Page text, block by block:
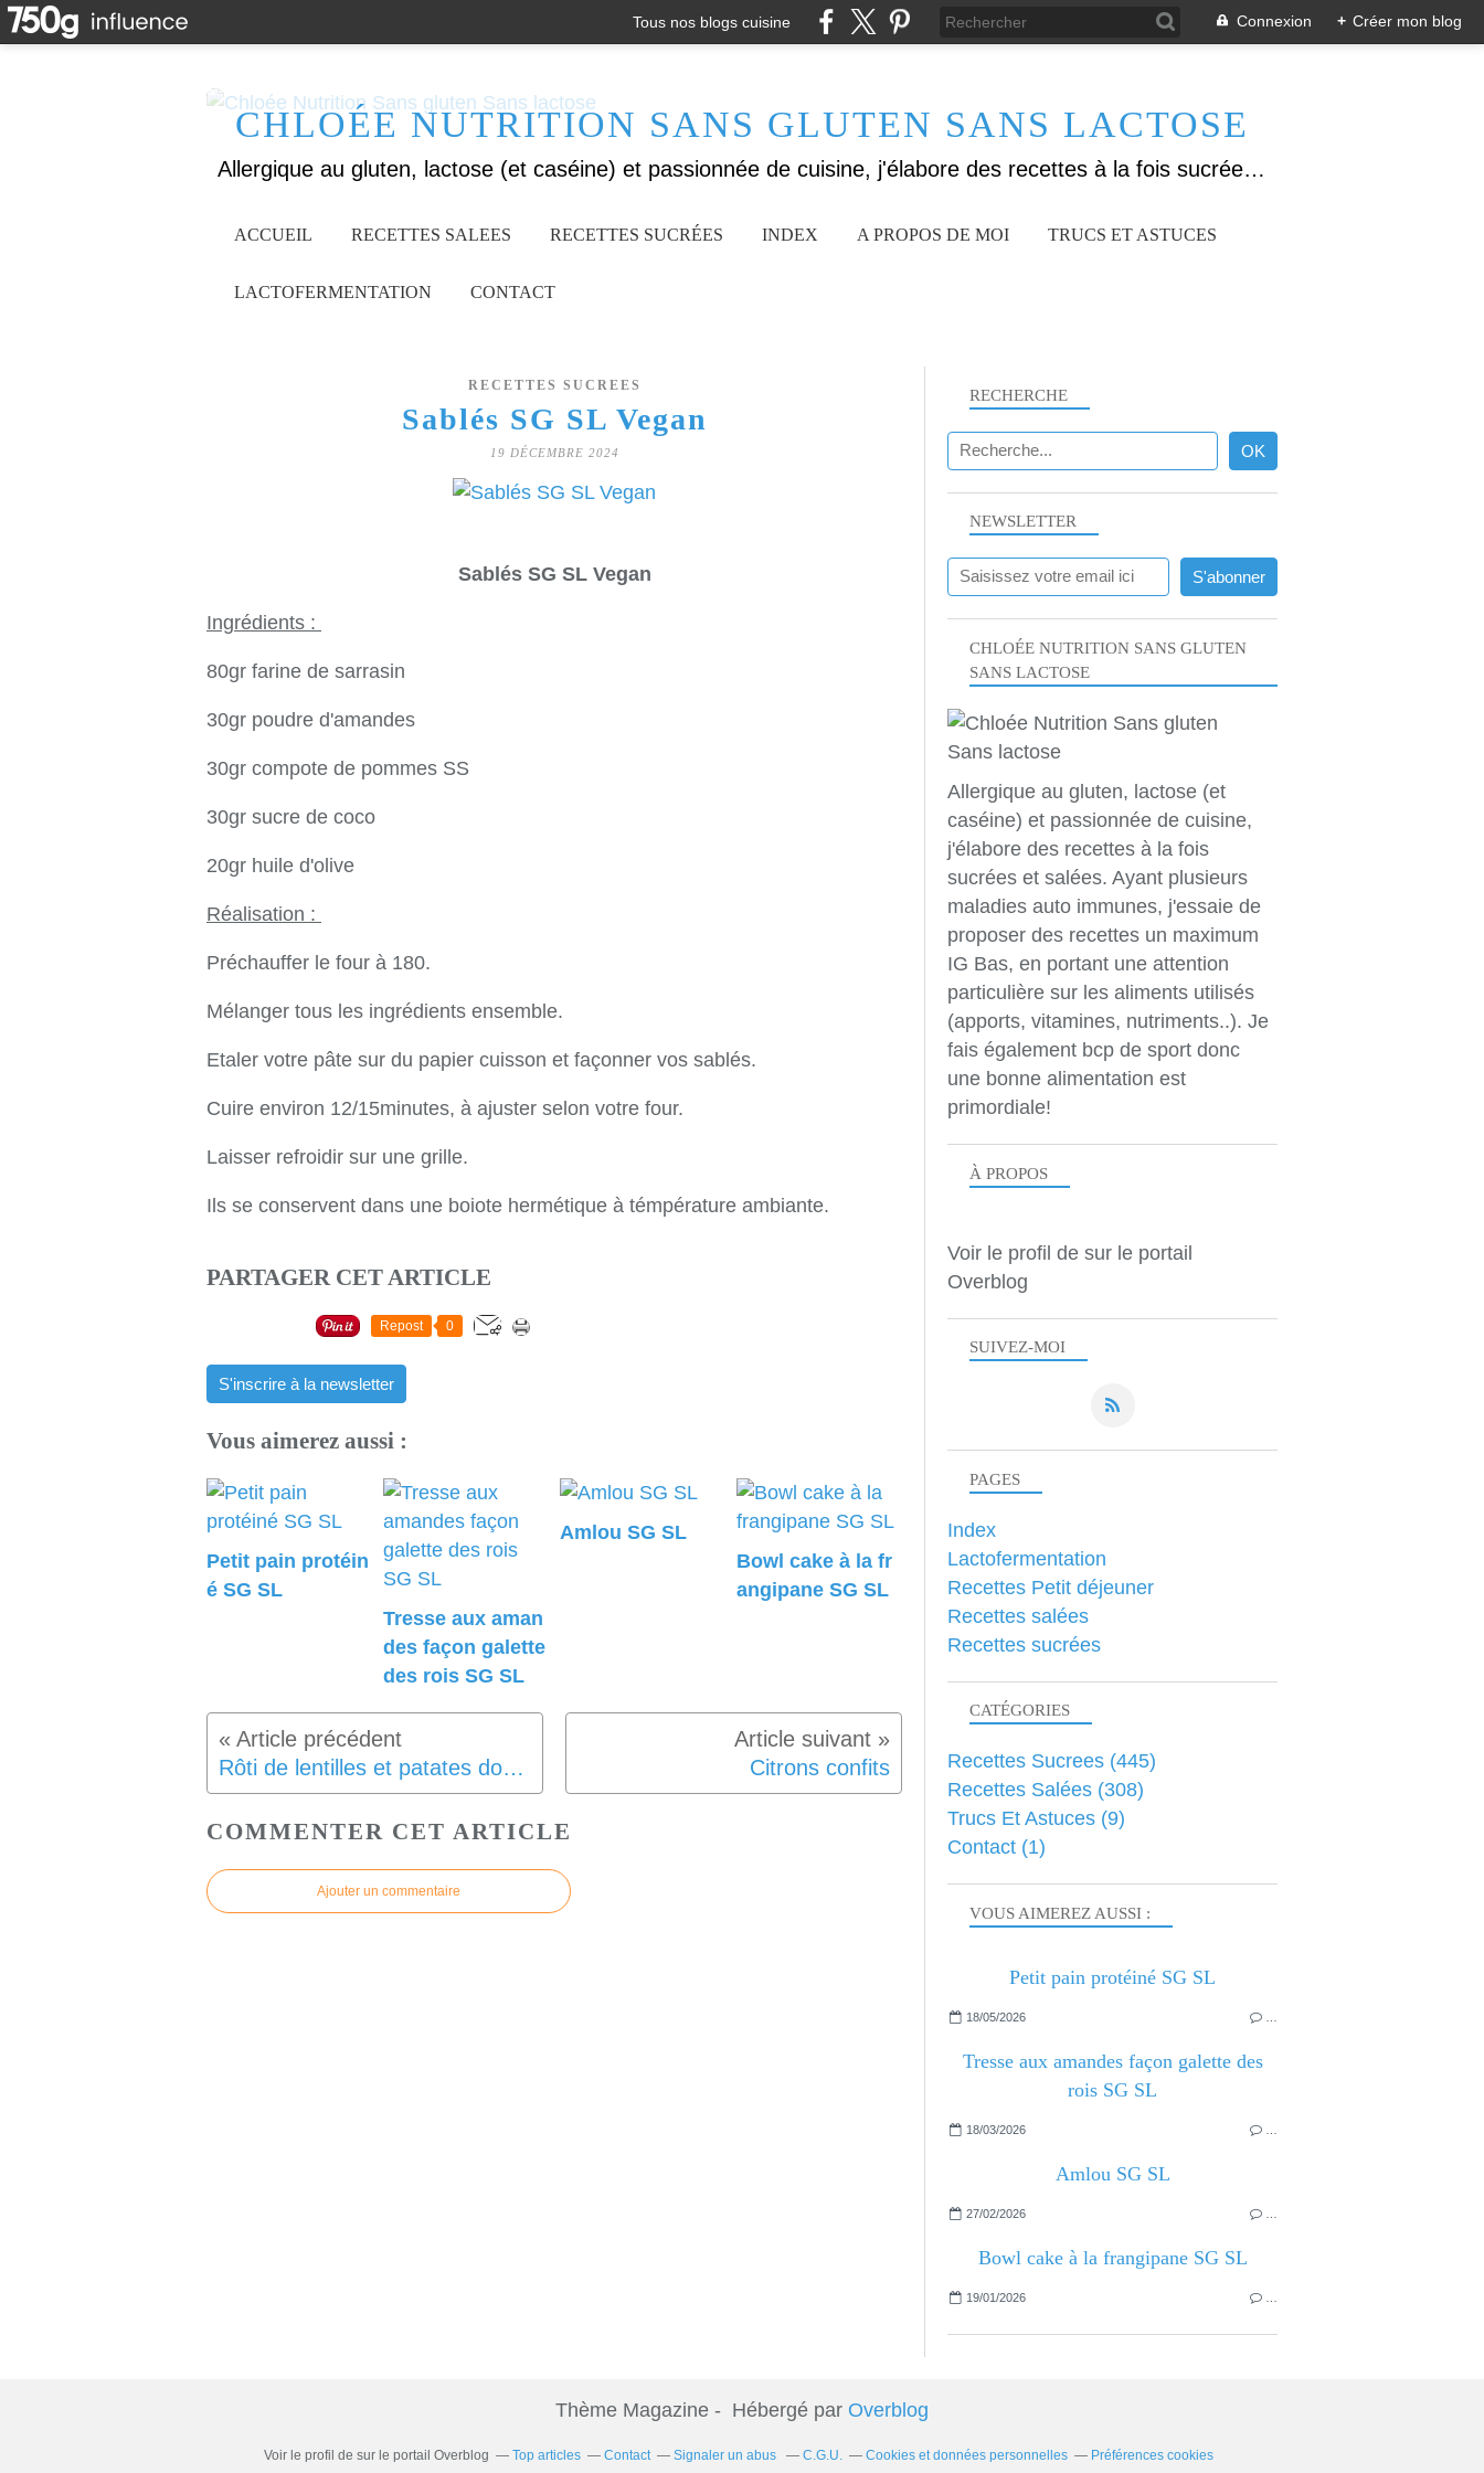
Tous nos blogs cuisine Connexion + Créer mon blog
CHLOÉE NUTRITION SANS GLUTEN SANS LACTOSE
Allergique au gluten, lactose (et caséine) et passionnée de cuisine, j'élabore des recettes à la fois sucrées et salées. Ayant plusieurs maladies auto immunes, j'essaie de proposer des recettes un maximum IG Bas, en portant une attention particulière sur les aliments utilisés (apports, vitamines, nutriments..). Je fais également bcp de sport donc une bonne alimentation est primordiale!
ACCUEIL RECETTES SALEES RECETTES SUCRÉES INDEX A PROPOS DE MOI TRUCS ET ASTUCES
LACTOFERMENTATION CONTACT
RECETTES SUCREES
Sablés SG SL Vegan
19 DÉCEMBRE 2024
Sablés SG SL Vegan
Ingrédients :
80gr farine de sarrasin
30gr poudre d'amandes
30gr compote de pommes SS
30gr sucre de coco
20gr huile d'olive
Réalisation :
Préchauffer le four à 180.
Mélanger tous les ingrédients ensemble.
Etaler votre pâte sur du papier cuisson et façonner vos sablés.
Cuire environ 12/15minutes, à ajuster selon votre four.
Laisser refroidir sur une grille.
Ils se conservent dans une boiote hermétique à témpérature ambiante.
PARTAGER CET ARTICLE
Repost 0
S'inscrire à la newsletter
Vous aimerez aussi :
Petit pain protéin
é SG SL
Tresse aux aman
des façon galette
des rois SG SL
Amlou SG SL
Bowl cake à la fr
angipane SG SL
Rôti de lentilles et patates douces SG SL Vegan Citrons confits
COMMENTER CET ARTICLE
Ajouter un commentaire
NEWSLETTER
SUIVEZ-MOI
RECHERCHE
CHLOÉE NUTRITION SANS GLUTEN
SANS LACTOSE
Allergique au gluten, lactose (et
caséine) et passionnée de cuisine,
j'élabore des recettes à la fois
sucrées et salées. Ayant plusieurs
maladies auto immunes, j'essaie de
proposer des recettes un maximum
IG Bas, en portant une attention
particulière sur les aliments utilisés
(apports, vitamines, nutriments..). Je
fais également bcp de sport donc
une bonne alimentation est
primordiale!
À PROPOS
Voir le profil de sur le portail
Overblog
VOUS AIMEREZ AUSSI :
Petit pain protéiné SG SL
18/05/2026
Tresse aux amandes façon galette des
rois SG SL
18/03/2026
Amlou SG SL
27/02/2026
Bowl cake à la frangipane SG SL
19/01/2026
PAGES
Index
Lactofermentation
Recettes Petit déjeuner
Recettes salées
Recettes sucrées
CATÉGORIES
Recettes Sucrees (445)
Recettes Salées (308)
Trucs Et Astuces (9)
Contact (1)
Thème Magazine - Hébergé par Overblog
Voir le profil de sur le portail Overblog Top articles Contact Signaler un abus C.G.U. Cookies et données personnelles Préférences cookies